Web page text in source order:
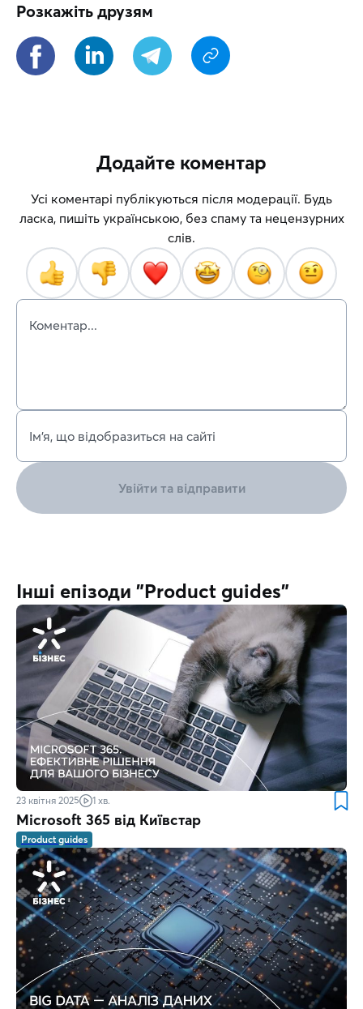
Розкажіть друзям
Додайте коментар
Усі коментарі публікуються після модерації. Будь
ласка, пишіть українською, без спаму та нецензурних
слів.
Коментар...
Ім’я, що відобразиться на сайті
Увійти та відправити
Інші епізоди "Product guides"
23 квітня 2025 1 хв.
Microsoft 365 від Київстар
Product guides